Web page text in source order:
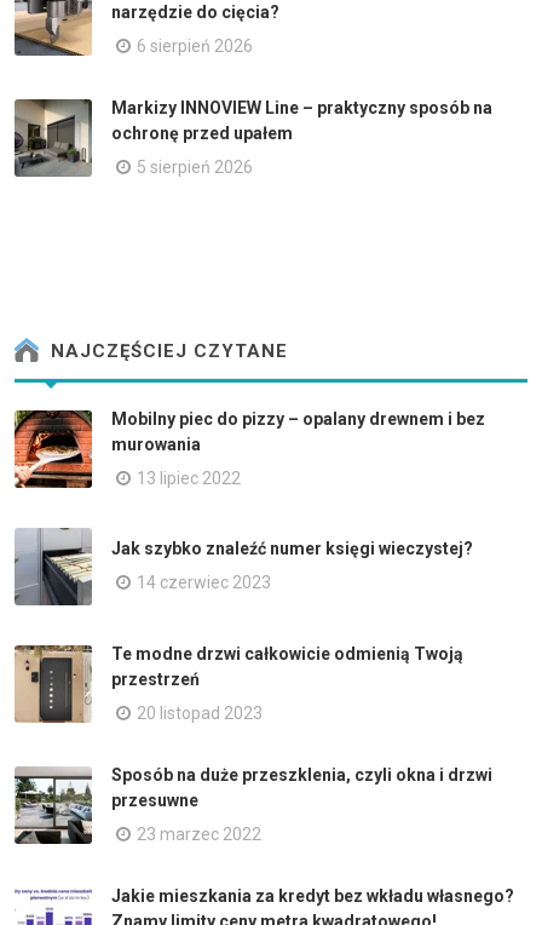
narzędzie do cięcia?
6 sierpień 2026
Markizy INNOVIEW Line – praktyczny sposób na
ochronę przed upałem
5 sierpień 2026
NAJCZĘŚCIEJ CZYTANE
Mobilny piec do pizzy – opalany drewnem i bez
murowania
13 lipiec 2022
Jak szybko znaleźć numer księgi wieczystej?
14 czerwiec 2023
Te modne drzwi całkowicie odmienią Twoją
przestrzeń
20 listopad 2023
Sposób na duże przeszklenia, czyli okna i drzwi
przesuwne
23 marzec 2022
Jakie mieszkania za kredyt bez wkładu własnego?
Znamy limity ceny metra kwadratowego!